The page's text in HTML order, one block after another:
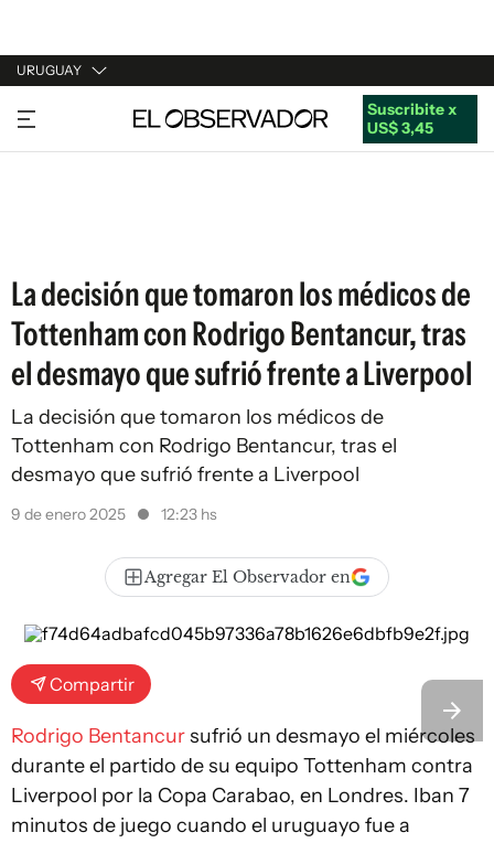
URUGUAY
URUGUAY
ARGENTINA
Suscribite x
US$ 3,45
La decisión que tomaron los médicos de
Tottenham con Rodrigo Bentancur, tras
el desmayo que sufrió frente a Liverpool
La decisión que tomaron los médicos de
Tottenham con Rodrigo Bentancur, tras el
desmayo que sufrió frente a Liverpool
9 de enero 2025 12:23 hs
Agregar El Observador en
Compartir
Rodrigo Bentancursufrió un desmayo el miércoles
durante el partido de su equipo Tottenham contra
Liverpool por la Copa Carabao, en Londres. Iban 7
minutos de juego cuando el uruguayo fue a